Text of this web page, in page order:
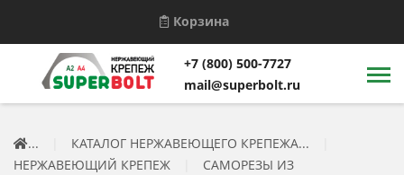
Корзина
+7 (800) 500-7727
mail@superbolt.ru
... КАТАЛОГ НЕРЖАВЕЮЩЕГО КРЕПЕЖА...
НЕРЖАВЕЮЩИЙ КРЕПЕЖ
САМОРЕЗЫ ИЗ